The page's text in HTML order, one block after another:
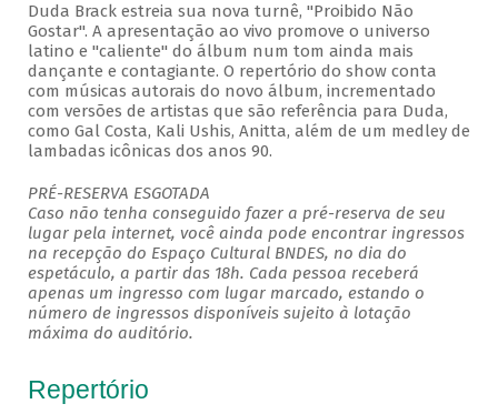
Duda Brack estreia sua nova turnê, "Proibido Não
Gostar". A apresentação ao vivo promove o universo
latino e "caliente" do álbum num tom ainda mais
dançante e contagiante. O repertório do show conta
com músicas autorais do novo álbum, incrementado
com versões de artistas que são referência para Duda,
como Gal Costa, Kali Ushis, Anitta, além de um medley de
lambadas icônicas dos anos 90.
PRÉ-RESERVA ESGOTADA
Caso não tenha conseguido fazer a pré-reserva de seu
lugar pela internet, você ainda pode encontrar ingressos
na recepção do Espaço Cultural BNDES, no dia do
espetáculo, a partir das 18h. Cada pessoa receberá
apenas um ingresso com lugar marcado, estando o
número de ingressos disponíveis sujeito à lotação
máxima do auditório.
Repertório